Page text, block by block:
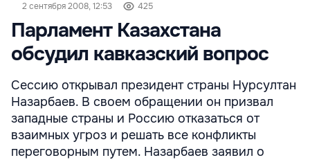
2 сентября 2008, 12:53 425
Парламент Казахстана
обсудил кавказский вопрос
Сессию открывал президент страны Нурсултан
Назарбаев. В своем обращении он призвал
западные страны и Россию отказаться от
взаимных угроз и решать все конфликты
переговорным путем. Назарбаев заявил о